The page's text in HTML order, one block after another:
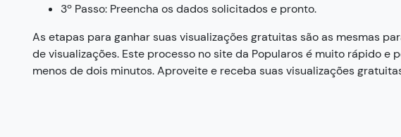
3º Passo: Preencha os dados solicitados e pronto.
As etapas para ganhar suas visualizações gratuitas são as mesmas
de visualizações. Este processo no site da Popularos é muito rápido e
menos de dois minutos. Aproveite e receba suas visualizações